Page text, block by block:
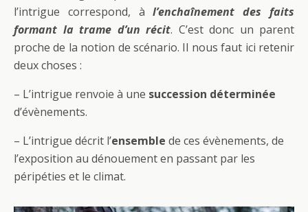
l’intrigue correspond, àl’enchaînement des faits
formant la trame d’un récit. C’est donc un parent
proche de la notion de scénario. Il nous faut ici retenir
deux choses :
– L’intrigue renvoie à une succession déterminée
d’évènements.
– L’intrigue décrit l’ensemble de ces évènements, de
l’exposition au dénouement en passant par les
péripéties et le climat.